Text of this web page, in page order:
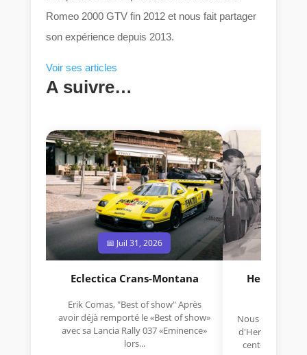
Romeo 2000 GTV fin 2012 et nous fait partager
son expérience depuis 2013.
Voir ses articles
A suivre…
📅 Juil 31, 2026
Eclectica Crans-Montana
Erik Comas, "Best of show" Après
avoir déjà remporté le «Best of show»
avec sa Lancia Rally 037 «Eminence»
lors...
Hermano
Nous avons
d'Hermano Da
cent-unième